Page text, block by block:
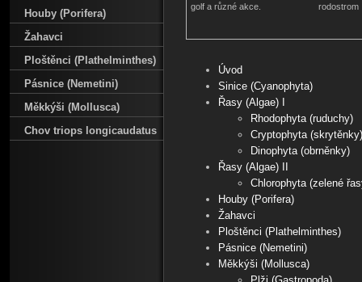
golf a různé akce. rodostrom
Úvod
Sinice (Cyanophyta)
Řasy (Algae) I
Rhodophyta (ruduchy)
Cryptophyta (skrytěnky)
Dinophyta (obrněnky)
Řasy (Algae) II
Chlorophyta (zelené
Houby (Porifera)
Žahavci
Ploštěnci (Plathelminthes)
Pásnice (Nemetini)
Měkkýši (Mollusca)
Houby (Porifera)
Žahavci
Ploštěnci (Plathelminthes)
Pásnice (Nemetini)
Měkkýši (Mollusca)
Chov triops longicaudatus